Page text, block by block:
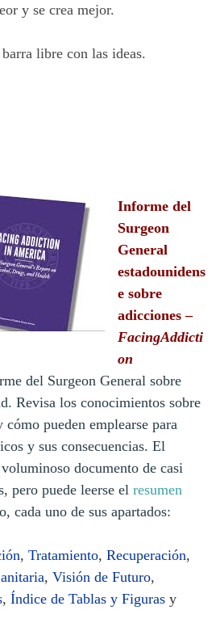
y se crea mejor.
libre con las ideas.
Informe del
Surgeon
General
estadounidens
e sobre
adicciones –
FacingAddicti
on
del Surgeon General sobre
Revisa los conocimientos sobre
cómo pueden emplearse para
y sus consecuencias. El
documento de casi
pero puede leerse el resumen
cada uno de sus apartados:
, Tratamiento, Recuperación,
, Visión de Futuro,
, Índice de Tablas y Figuras y